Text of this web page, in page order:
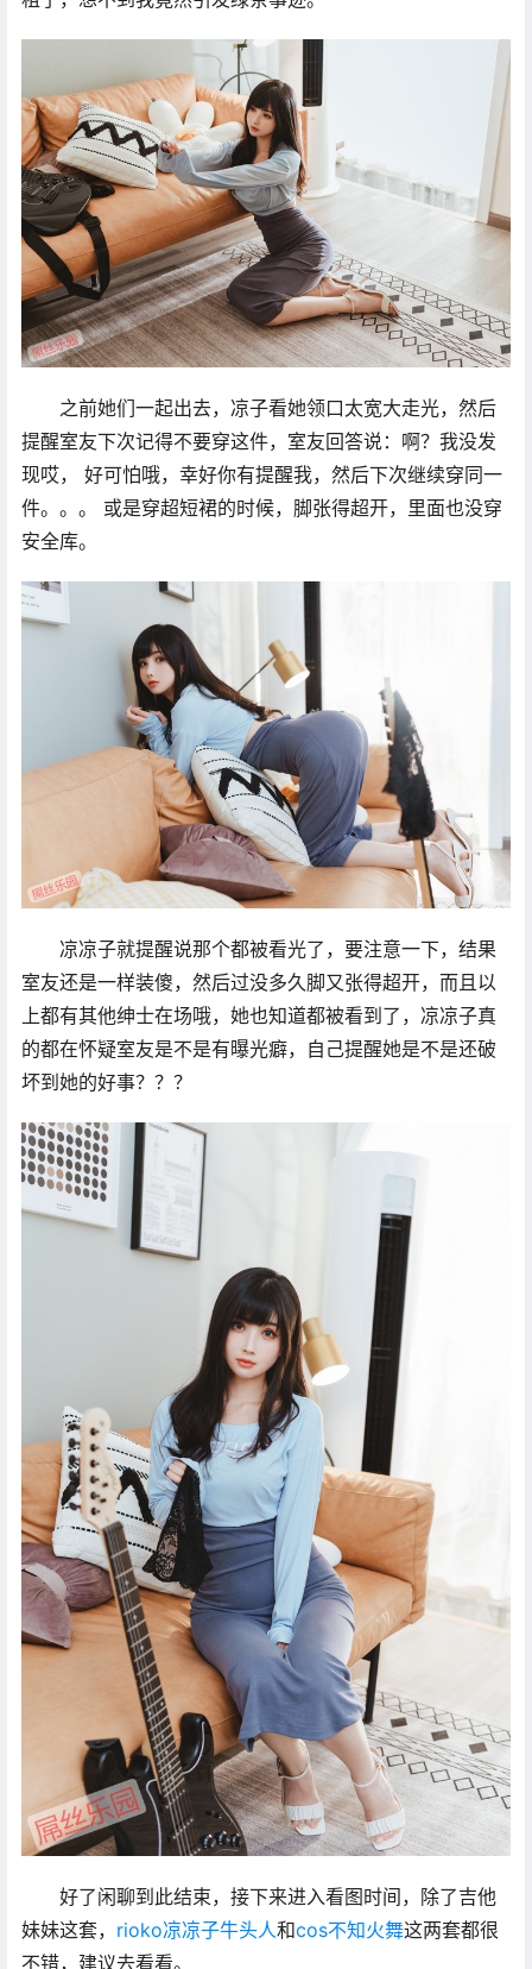
之前她们一起出去，凉子看她领口太宽大走光，然后
提醒室友下次记得不要穿这件，室友回答说：啊？我没发
现哎， 好可怕哦，幸好你有提醒我，然后下次继续穿同一
件。。。 或是穿超短裙的时候，脚张得超开，里面也没穿
安全库。
凉凉子就提醒说那个都被看光了，要注意一下，结果
室友还是一样装傻，然后过没多久脚又张得超开，而且以
上都有其他绅士在场哦，她也知道都被看到了，凉凉子真
的都在怀疑室友是不是有曝光癖，自己提醒她是不是还破
坏到她的好事？？？
好了闲聊到此结束，接下来进入看图时间，除了吉他
妹妹这套， rioko凉凉子牛头人和cos不知火舞这两套都很
不错，建议去看看。